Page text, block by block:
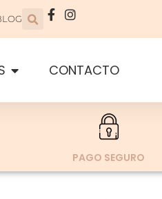
CONTACTO
PAGO SEGURO